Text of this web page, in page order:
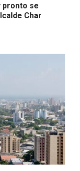
pronto se
Char